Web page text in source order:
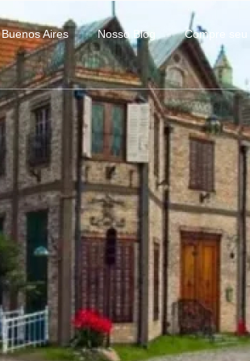
Buenos Aires Nosso Blog Compre seu